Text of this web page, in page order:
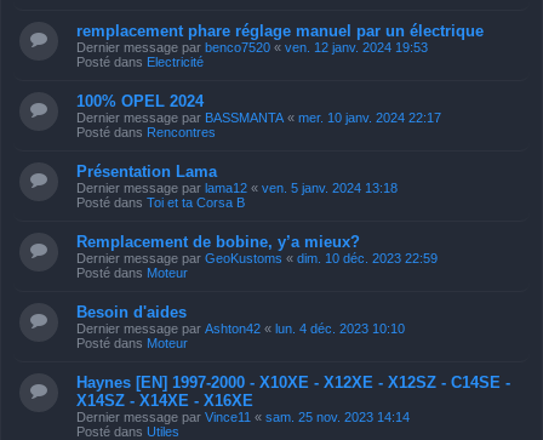
remplacement phare réglage manuel par un électrique
Dernier message par benco7520 « ven. 12 janv. 2024 19:53
Posté dans Electricité
100% OPEL 2024
Dernier message par BASSMANTA « mer. 10 janv. 2024 22:17
Posté dans Rencontres
Présentation Lama
Dernier message par lama12 « ven. 5 janv. 2024 13:18
Posté dans Toi et ta Corsa B
Remplacement de bobine, y’a mieux?
Dernier message par GeoKustoms « dim. 10 déc. 2023 22:59
Posté dans Moteur
Besoin d'aides
Dernier message par Ashton42 « lun. 4 déc. 2023 10:10
Posté dans Moteur
Haynes [EN] 1997-2000 - X10XE - X12XE - X12SZ - C14SE -
X14SZ - X14XE - X16XE
Dernier message par Vince11 « sam. 25 nov. 2023 14:14
Posté dans Utiles